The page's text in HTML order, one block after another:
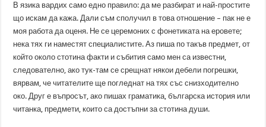
В язика вардих само едно правило: да ме разбират и най-простите
що искам да кажа. Дали съм сполучил в това отношение – пак не е
моя работа да оценя. Не се церемоних с фонетиката на еровете;
нека тях ги наместят специалистите. Аз пиша по такъв предмет, от
който около стотина факти и събития само мен са известни,
следователно, ако тук-там се срещнат някои дебели погрешки,
вярвам, че читателите ще погледнат на тях със снизходително
око. Друг е въпросът, ако пишах граматика, българска история или
читанка, предмети, които са достъпни за стотина души.